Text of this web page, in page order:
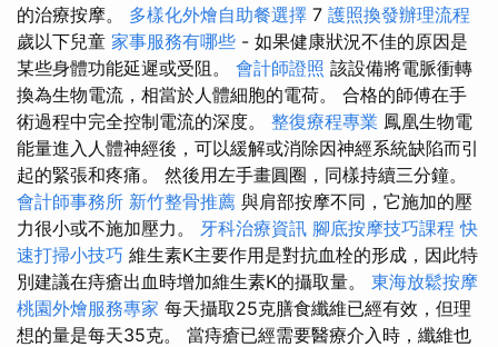
的治療按摩。 多樣化外燴自助餐選擇 7 護照換發辦理流程
歲以下兒童 家事服務有哪些 - 如果健康狀況不佳的原因是
某些身體功能延遲或受阻。 會計師證照 該設備將電脈衝轉
換為生物電流，相當於人體細胞的電荷。 合格的師傅在手
術過程中完全控制電流的深度。 整復療程專業 鳳凰生物電
能量進入人體神經後，可以緩解或消除因神經系統缺陷而引
起的緊張和疼痛。 然後用左手畫圓圈，同樣持續三分鐘。
會計師事務所 新竹整骨推薦 與肩部按摩不同，它施加的壓
力很小或不施加壓力。 牙科治療資訊 腳底按摩技巧課程快
速打掃小技巧 維生素K主要作用是對抗血栓的形成，因此特
別建議在痔瘡出血時增加維生素K的攝取量。 東海放鬆按摩
桃園外燴服務專家 每天攝取25克膳食纖維已經有效，但理
想的量是每天35克。 當痔瘡已經需要醫療介入時，纖維也